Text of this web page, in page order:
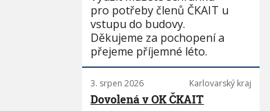
pro potřeby členů ČKAIT u
vstupu do budovy.
Děkujeme za pochopení a
přejeme příjemné léto.
3. srpen 2026 Karlovarský kraj
Dovolená v OK ČKAIT